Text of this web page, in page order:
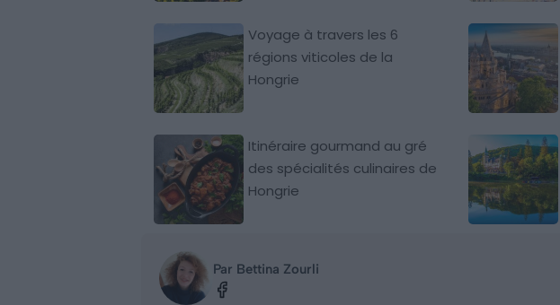
Voyage à travers les 6
régions viticoles de la
Hongrie
Itinéraire gourmand au gré
des spécialités culinaires de
Hongrie
Par Bettina Zourli